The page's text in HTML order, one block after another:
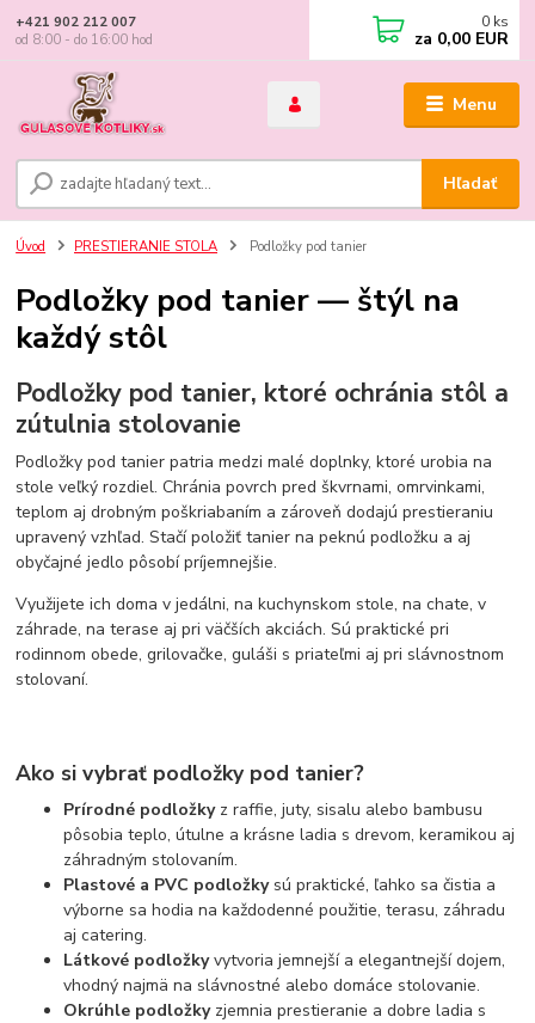
Menu
Hľadať
+421 902 212 007
od 8:00 - do 16:00 hod
0 ks
za 0,00 EUR
Úvod PRESTIERANIE STOLA Podložky pod tanier
Podložky pod tanier — štýl na
každý stôl
Podložky pod tanier, ktoré ochránia stôl a
zútulnia stolovanie
Podložky pod tanier patria medzi malé doplnky, ktoré urobia na
stole veľký rozdiel. Chránia povrch pred škvrnami, omrvinkami,
teplom aj drobným poškriabaním a zároveň dodajú prestieraniu
upravený vzhľad. Stačí položiť tanier na peknú podložku a aj
obyčajné jedlo pôsobí príjemnejšie.
Využijete ich doma v jedálni, na kuchynskom stole, na chate, v
záhrade, na terase aj pri väčších akciách. Sú praktické pri
rodinnom obede, grilovačke, guláši s priateľmi aj pri slávnostnom
stolovaní.
Ako si vybrať podložky pod tanier?
Prírodné podložkyz raffie, juty, sisalu alebo bambusu
pôsobia teplo, útulne a krásne ladia s drevom, keramikou aj
záhradným stolovaním.
Plastové a PVC podložkysú praktické, ľahko sa čistia a
výborne sa hodia na každodenné použitie, terasu, záhradu
aj catering.
Látkové podložkyvytvoria jemnejší a elegantnejší dojem,
vhodný najmä na slávnostné alebo domáce stolovanie.
Okrúhle podložkyzjemnia prestieranie a dobre ladia s